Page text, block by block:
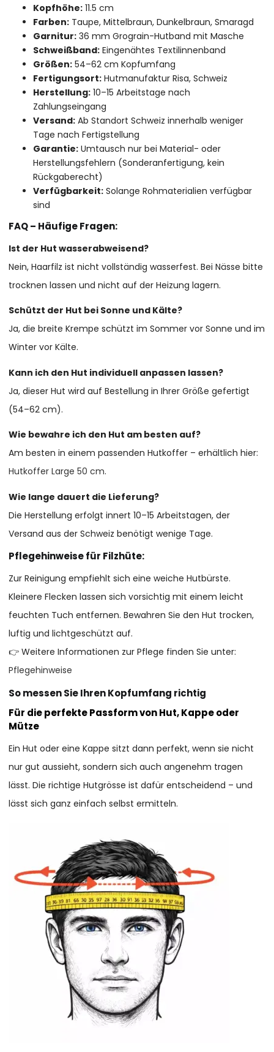
Kopfhöhe: 11.5 cm
Farben: Taupe, Mittelbraun, Dunkelbraun, Smaragd
Garnitur: 36 mm Grograin-Hutband mit Masche
Schweißband: Eingenähtes Textilinnenband
Größen: 54–62 cm Kopfumfang
Fertigungsort: Hutmanufaktur Risa, Schweiz
Herstellung: 10–15 Arbeitstage nach
Zahlungseingang
Versand: Ab Standort Schweiz innerhalb weniger
Tage nach Fertigstellung
Garantie: Umtausch nur bei Material- oder
Herstellungsfehlern (Sonderanfertigung, kein
Rückgaberecht)
Verfügbarkeit: Solange Rohmaterialien verfügbar
sind
FAQ – Häufige Fragen:
Ist der Hut wasserabweisend?
Nein, Haarfilz ist nicht vollständig wasserfest. Bei Nässe bitte
trocknen lassen und nicht auf der Heizung lagern.
Schützt der Hut bei Sonne und Kälte?
Ja, die breite Krempe schützt im Sommer vor Sonne und im
Winter vor Kälte.
Kann ich den Hut individuell anpassen lassen?
Ja, dieser Hut wird auf Bestellung in Ihrer Größe gefertigt
(54–62 cm).
Wie bewahre ich den Hut am besten auf?
Am besten in einem passenden Hutkoffer – erhältlich hier:
Hutkoffer Large 50 cm.
Wie lange dauert die Lieferung?
Die Herstellung erfolgt innert 10–15 Arbeitstagen, der
Versand aus der Schweiz benötigt wenige Tage.
Pflegehinweise für Filzhüte:
Zur Reinigung empfiehlt sich eine weiche Hutbürste.
Kleinere Flecken lassen sich vorsichtig mit einem leicht
feuchten Tuch entfernen. Bewahren Sie den Hut trocken,
luftig und lichtgeschützt auf.
👉 Weitere Informationen zur Pflege finden Sie unter:
Pflegehinweise
So messen Sie Ihren Kopfumfang richtig
Für die perfekte Passform von Hut, Kappe oder
Mütze
Ein Hut oder eine Kappe sitzt dann perfekt, wenn sie nicht
nur gut aussieht, sondern sich auch angenehm tragen
lässt. Die richtige Hutgrösse ist dafür entscheidend – und
lässt sich ganz einfach selbst ermitteln.